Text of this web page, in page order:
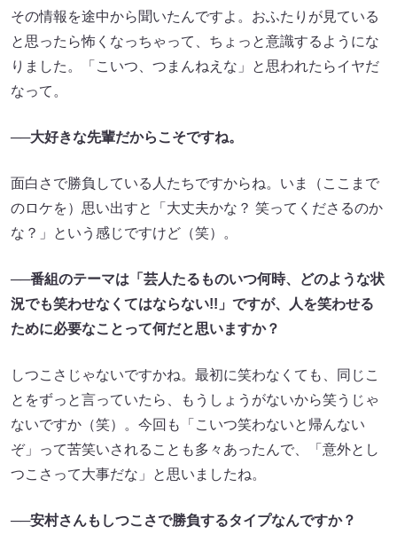
その情報を途中から聞いたんですよ。おふたりが見ている
と思ったら怖くなっちゃって、ちょっと意識するようにな
りました。「こいつ、つまんねえな」と思われたらイヤだ
なって。
──大好きな先輩だからこそですね。
面白さで勝負している人たちですからね。いま（ここまで
のロケを）思い出すと「大丈夫かな？ 笑ってくださるのか
な？」という感じですけど（笑）。
──番組のテーマは「芸人たるものいつ何時、どのような状
況でも笑わせなくてはならない!! 」ですが、人を笑わせる
ために必要なことって何だと思いますか？
しつこさじゃないですかね。最初に笑わなくても、同じこ
とをずっと言っていたら、もうしょうがないから笑うじゃ
ないですか（笑）。今回も「こいつ笑わないと帰んない
ぞ」って苦笑いされることも多々あったんで、「意外とし
つこさって大事だな」と思いましたね。
──安村さんもしつこさで勝負するタイプなんですか？